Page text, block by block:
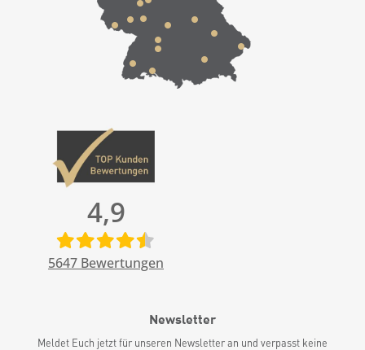
4,9
5647 Bewertungen
Newsletter
Meldet Euch jetzt für unseren Newsletter an und verpasst keine